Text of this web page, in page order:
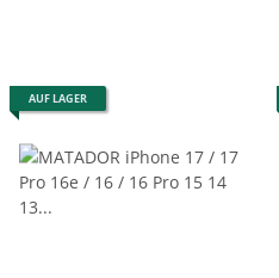
AUF LAGER